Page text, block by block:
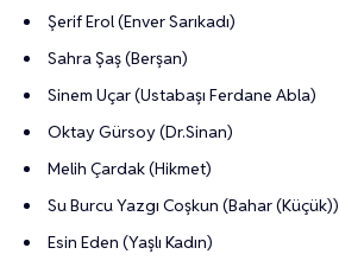
Şerif Erol (Enver Sarıkadı)
Sahra Şaş (Berşan)
Sinem Uçar (Ustabaşı Ferdane Abla)
Oktay Gürsoy (Dr.Sinan)
Melih Çardak (Hikmet)
Su Burcu Yazgı Coşkun (Bahar (Küçük))
Esin Eden (Yaşlı Kadın)